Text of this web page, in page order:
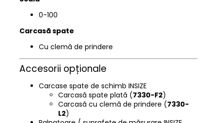
0-100
Carcasă spate
Cu clemă de prindere
Accesorii opționale
Carcase spate de schimb INSIZE
Carcasă spate plată (7330-F2)
Carcasă cu clemă de prindere (7330-
L2)